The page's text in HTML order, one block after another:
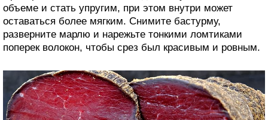
объеме и стать упругим, при этом внутри может
оставаться более мягким. Снимите бастурму,
разверните марлю и нарежьте тонкими ломтиками
поперек волокон, чтобы срез был красивым и ровным.